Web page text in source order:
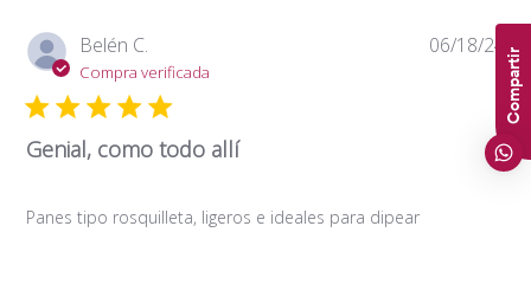
Belén C.
Compra verificada
Genial, como todo allí
Panes tipo rosquilleta, ligeros e ideales para dipear
de
06/18/24
Compartir